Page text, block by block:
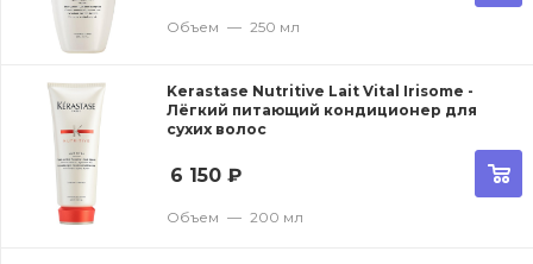
Объем — 250 мл
Kerastase Nutritive Lait Vital Irisome -
Лёгкий питающий кондиционер для
сухих волос
6 150 ₽
Объем — 200 мл